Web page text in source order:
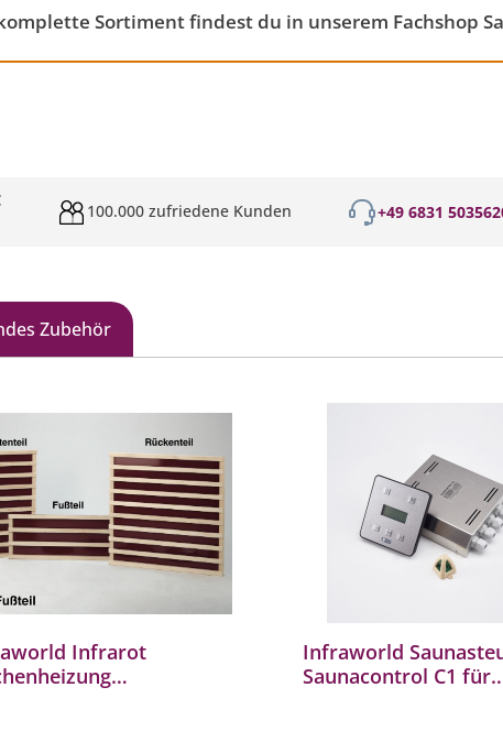
Sortiment findest du in unserem Fachshop
100.000 zufriedene Kunden +49 6831
Zubehör
Infrarot
Infraworld
Saunacontrol C1 für